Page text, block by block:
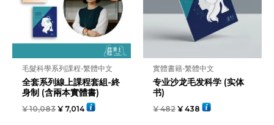
毛髮科學系列課程-繁體中文
全套系列線上課程套組-終
身制 (含兩本實體書)
¥10,083 ¥ 7,014
實體書籍-繁體中文
专业沙龙毛发科学 (实体
书)
¥482 ¥ 438